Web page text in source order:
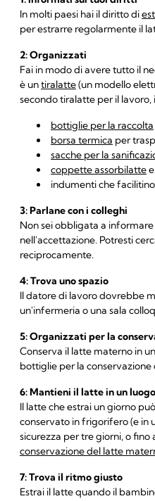
In molti paesi hai il diritto di
per estrarre regolarmente il
2:Organizzati
Fai in modo di avere tutto il
è untiralatte(un modello
secondo tiralatte per il
bottiglie per la raccolta
borsa termica per
sacche per la
coppette assorbilatte
indumenti che
3: Parlane con i colleghi
Non sei obbligata a
nell'accettazione. Potresti
reciprocamente.
4: Trova uno spazio
Il datore di lavoro dovrebbe
un'infermeria o una sala
5: Organizzati per la
Conserva il latte materno in
bottiglie per la
6: Mantieni il latte in un
Il latte che estrai un giorno
conservato in frigorifero (e in
sicurezza per tre giorni, o
conservazione del latte
7: Trova il ritmo giusto
Estrai il latte quando il